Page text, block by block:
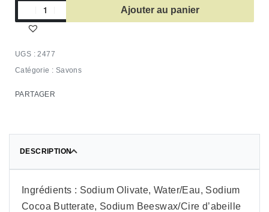
Ajouter au panier
2477
Catégorie : Savons
PARTAGER
DESCRIPTION
Ingrédients : Sodium Olivate, Water/Eau, Sodium
Cocoa Butterate, Sodium Beeswax/Cire d’abeille